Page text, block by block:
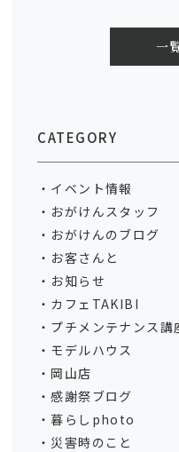
一
CATEGORY
イベント情報
おがけんスタッフ
おがけんのブログ
お客さんと
お知らせ
カフェTAKIBI
プチメンテナンス講
モデルハウス
岡山店
感謝祭ブログ
暮らしphoto
災害時のこと